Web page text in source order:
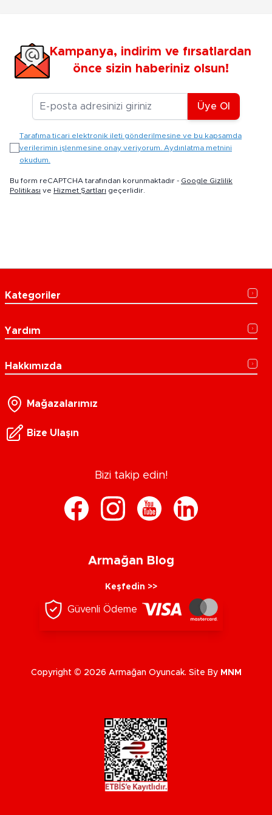
Kampanya, indirim ve fırsatlardan
önce sizin haberiniz olsun!
E-posta Adresiniz
Üye Ol
Tarafıma ticari elektronik ileti gönderilmesine ve bu kapsamda
verilerimin işlenmesine onay veriyorum. Aydınlatma metnini
okudum.
Bu form reCAPTCHA tarafından korunmaktadır - Google Gizlilik
Politikası ve Hizmet Şartları geçerlidir.
Kategoriler
Yardım
Hakkımızda
Mağazalarımız
Bize Ulaşın
Bizi takip edin!
Armağan Blog
Keşfedin >>
Güvenli Ödeme
Copyright © 2026 Armağan Oyuncak. Site By MNM